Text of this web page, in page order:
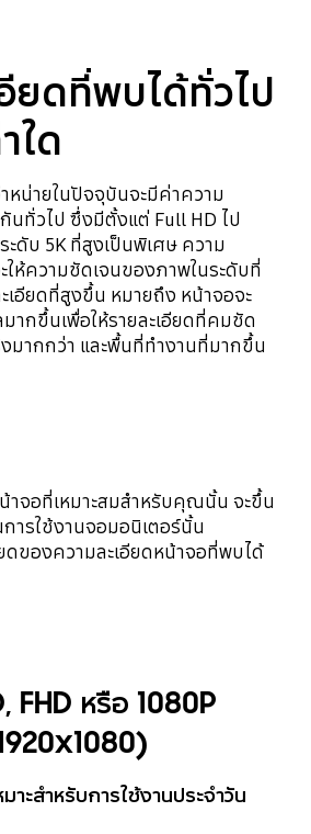
ยดที่พบได้ทั่วไป
ใด
หน่ายในปัจจุบันจะมีค่าความ
นทั่วไป ซึ่งมีตั้งแต่ Full HD ไป
ะดับ 5K ที่สูงเป็นพิเศษ ความ
ให้ความชัดเจนของภาพในระดับที่
เอียดที่สูงขึ้น หมายถึง หน้าจอจะ
ากขึ้นเพื่อให้รายละเอียดที่คมชัด
มากกว่า และพื้นที่ทำงานที่มากขึ้น
าจอที่เหมาะสมสำหรับคุณนั้น จะขึ้น
ารใช้งานจอมอนิเตอร์นั้น
ดของความละเอียดหน้าจอที่พบได้
FHD หรือ 1080P
มาะสำหรับการใช้งานประจำวัน